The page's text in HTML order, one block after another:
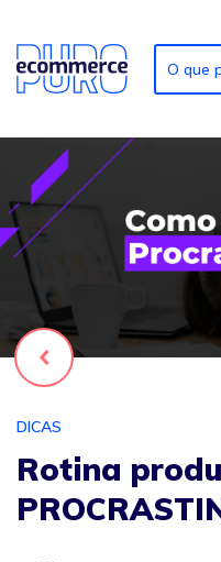
Foto: Rotina produtiva:
Voltar
DICAS
Rotina